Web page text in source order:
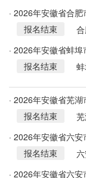
· 2026年安徽省合
报名结束
· 2026年安徽省蚌
报名结束
· 2026年安徽省芜
部公告报名结束
· 2026年安徽省六
干部公告
报名结束
· 2026年安徽省六